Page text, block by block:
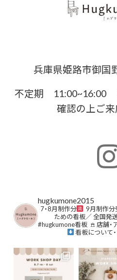
兵庫県姫路市御国
不定期 11:00~16:00
確認の上ご来
hugkumone2015
⁡7・8月制作分 9月制作分
ための看板／⁡全国発
#hugkumone看板 𖠿 店舗・
看板について